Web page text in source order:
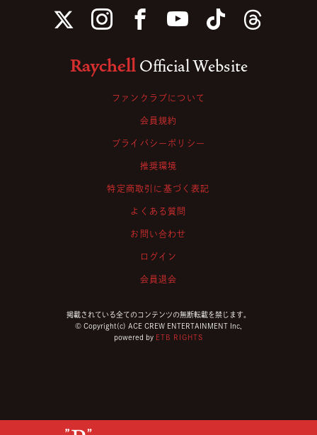
Raychell Official Website
ファンクラブについて
会員規約
プライバシーポリシー
推奨環境
特定商取引に基づく表記
よくある質問
お問い合わせ
ログイン
会員退会
掲載されている全てのコンテンツの無断転載を禁じます。
© Copyright(c) ACE CREW ENTERTAINMENT Inc,
powered by ETB RIGHTS